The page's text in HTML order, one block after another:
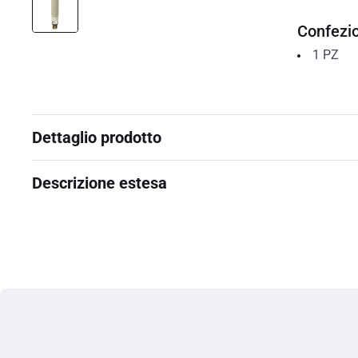
1 PZ
Dettaglio prodotto
Descrizione estesa